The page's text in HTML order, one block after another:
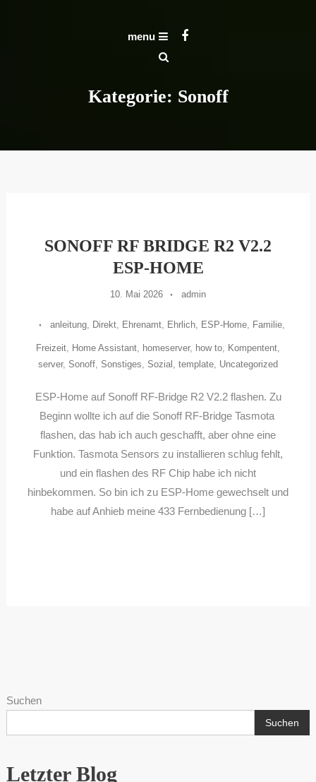
Michael Schlömp
menu
Kategorie: Sonoff
SONOFF RF BRIDGE R2 V2.2
ESP-HOME
10. Mai 2026 admin
anleitung, Direkt, Ehrenamt, Ehrlich, ESP-Home, Familie,
Freizeit, Home Assistant, homeserver, how to, Kompentent,
server, Sonoff, Sonstiges, Sozial , template, Uncategorized
ESP-Home auf Sonoff RF-Bridge R2 V2.2 flashen. Zu
Beginn wollte ich auf die Sonoff RF-Bridge Tasmota
flashen, das hab ich auch geschafft, aber ohne eine
Funktion. Tasmota Sensors zu installieren schlug fehlt,
und ein flashen des RF Chip habe ich nicht
hinbekommen. So bin ich zu ESP-Home gewechselt und
habe auf Anhieb meine 433 Fernbedienung […]
Suchen
Suchen
Letzter Blog